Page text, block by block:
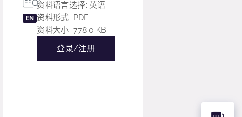
EN
资料语言选择: 英语
资料形式: PDF
资料大小: 778.0 KB
登录/注册